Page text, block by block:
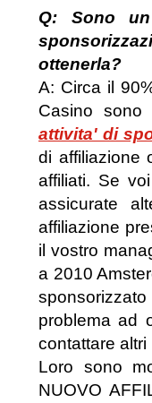
Q: Sono
ottenerla?
A: Circa il
Casino
attivita' di
di affiliazione
affiliati. Se
assicurate
affiliazione
il vostro
a 2010
problema ad
contattare
Loro sono
NUOVO